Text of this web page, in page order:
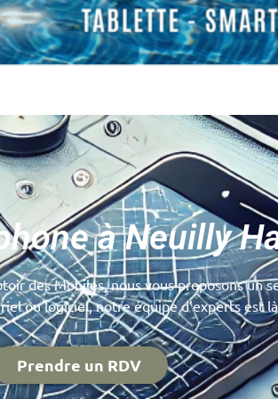
à Neuilly
des Mobiles, nous vous proposons
ou logiciel, notre équipe d’experts est
Prendre un RDV